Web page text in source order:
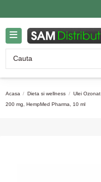
Acasa Dieta si wellness Ulei Ozonat
200 mg, HempMed Pharma, 10 ml